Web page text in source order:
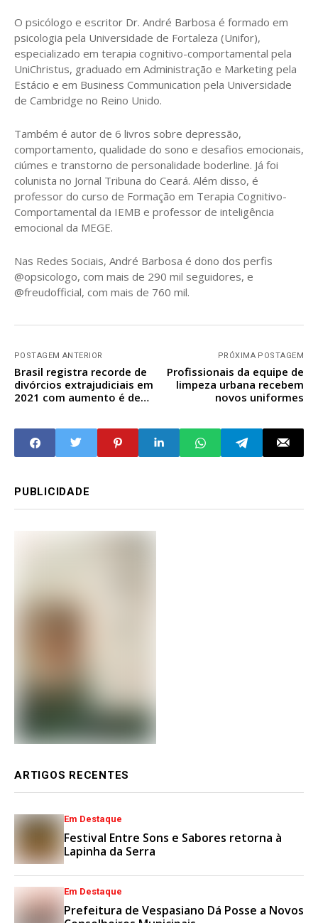
O psicólogo e escritor Dr. André Barbosa é formado em
psicologia pela Universidade de Fortaleza (Unifor),
especializado em terapia cognitivo-comportamental pela
UniChristus, graduado em Administração e Marketing pela
Estácio e em Business Communication pela Universidade
de Cambridge no Reino Unido.
Também é autor de 6 livros sobre depressão,
comportamento, qualidade do sono e desafios emocionais,
ciúmes e transtorno de personalidade boderline. Já foi
colunista no Jornal Tribuna do Ceará. Além disso, é
professor do curso de Formação em Terapia Cognitivo-
Comportamental da IEMB e professor de inteligência
emocional da MEGE.
Nas Redes Sociais, André Barbosa é dono dos perfis
@opsicologo, com mais de 290 mil seguidores, e
@freudofficial, com mais de 760 mil.
POSTAGEM ANTERIOR
Brasil registra recorde de
divórcios extrajudiciais em
2021 com aumento é de
PRÓXIMA POSTAGEM
Profissionais da equipe de
limpeza urbana recebem
novos uniformes
PUBLICIDADE
ARTIGOS RECENTES
Em Destaque
Festival Entre Sons e Sabores retorna à
Lapinha da Serra
Em Destaque
Prefeitura de Vespasiano Dá Posse a Novos